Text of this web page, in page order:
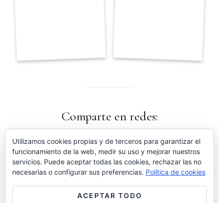
Comparte en redes:
INSTAGRAM
Utilizamos cookies propias y de terceros para garantizar el
funcionamiento de la web, medir su uso y mejorar nuestros
servicios. Puede aceptar todas las cookies, rechazar las no
necesarias o configurar sus preferencias. Política de cookies
ACEPTAR TODO